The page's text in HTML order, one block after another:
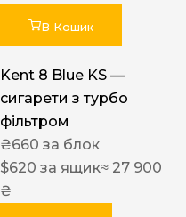
В Кошик
Kent 8 Blue KS —
сигарети з турбо
фільтром
₴660 за блок
$620 за ящик≈ 27 900
₴